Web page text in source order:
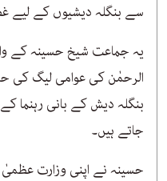
سے بنگلہ دیشیوں کے لیے
یہ جماعت شیخ حسینہ کے
الرحمٰن کی عوامی لیگ کی
بنگلہ دیش کے بانی رہنما
جاتے ہیں۔
حسینہ نے اپنی وزارت